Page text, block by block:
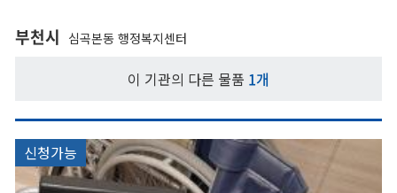
부천시 심곡본동 행정복지센터
이 기관의 다른 물품 1개
신청가능